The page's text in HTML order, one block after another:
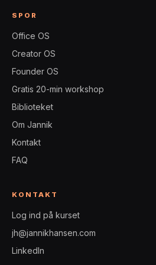
SPOR
Office OS
Creator OS
Founder OS
Gratis 20-min workshop
Biblioteket
Om Jannik
Kontakt
FAQ
KONTAKT
Log ind på kurset
jh@jannikhansen.com
LinkedIn